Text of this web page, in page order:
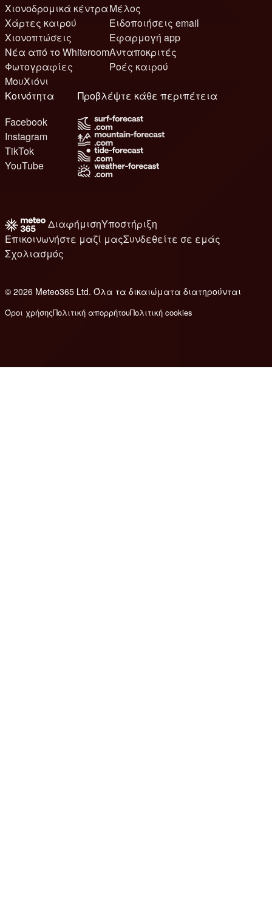
Χιονοδρομικά κέντρα
Χάρτες καιρού
Χιονοπτώσεις
Νέα από το Whiteroom
Φωτογραφίες
ΜουΧιόνι
Μέλος
Ειδοποιήσεις email
Εφαρμογή app
Ανταποκριτές
Ροές καιρού
Κοινότητα
Facebook
Instagram
TikTok
YouTube
Προβλέψτε κάθε περιπέτεια
ΔιαφήμισηΥποστήριξη
Επικοινωνήστε μαζί μαςΣυνδεθείτε σε εμάς
Σχολιασμός
© 2026 Meteo365 Ltd. Όλα τα δικαιώματα διατηρούνται
Όροι χρήσηςΠολιτική απορρήτουΠολιτική cookies